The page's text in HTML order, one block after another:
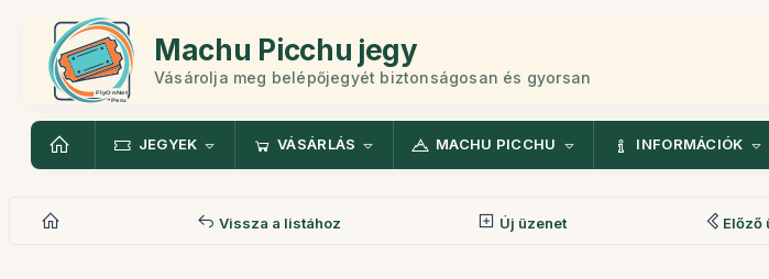
Machu Picchu jegy
Vásárolja meg belépőjegyét biztonságosan és gyorsan
JEGYEK VÁSÁRLÁS MACHU PICCHU INFORMÁCIÓK
Vissza a listához Új üzenet Előző